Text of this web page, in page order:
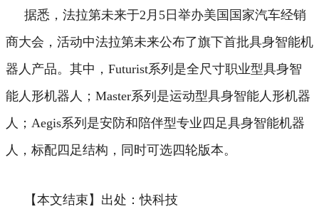
据悉，法拉第未来于2月5日举办美国国家汽车经销
商大会，活动中法拉第未来公布了旗下首批具身智能机
器人产品。 其中，Futurist系列是全尺寸职业型具身智
能人形机器人；Master系列是运动型具身智能人形机器
人；Aegis系列是安防和陪伴型专业四足具身智能机器
人，标配四足结构，同时可选四轮版本。
【本文结束】出处：快科技